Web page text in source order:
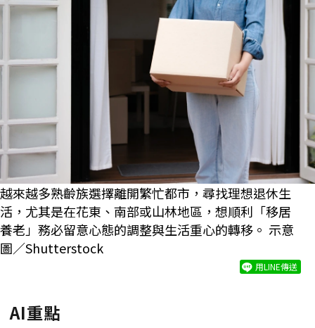
越來越多熟齡族選擇離開繁忙都市，尋找理想退休生
活，尤其是在花東、南部或山林地區，想順利「移居
養老」務必留意心態的調整與生活重心的轉移。 示意
圖／Shutterstock
用LINE傳送
AI重點